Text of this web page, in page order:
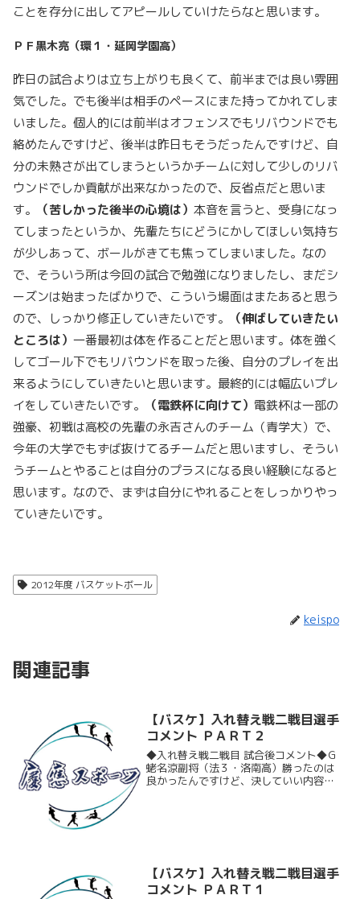
ことを存分に出してアピールしていけたらなと思います。
ＰＦ黒木亮（環１・延岡学園高）
昨日の試合よりは立ち上がりも良くて、前半までは良い雰囲
気でした。でも後半は相手のペースにまた持ってかれてしま
いました。個人的には前半はオフェンスでもリバウンドでも
絡めたんですけど、後半は昨日もそうだったんですけど、自
分の未熟さが出てしまうというかチームに対して少しのリバ
ウンドでしか貢献が出来なかったので、反省点だと思いま
す。
（苦しかった後半の心境は） 本音を言うと、受身になっ
てしまったというか、先輩たちにどうにかしてほしい気持ち
が少しあって、ボールがきても焦ってしまいました。なの
で、そういう所は今回の試合で勉強になりましたし、まだシ
ーズンは始まったばかりで、こういう場面はまたあると思う
ので、しっかり修正していきたいです。
（伸ばしていきたい
ところは） 一番最初は体を作ることだと思います。体を強く
してゴール下でもリバウンドを取った後、自分のプレイを出
来るようにしていきたいと思います。最終的には幅広いプレ
イをしていきたいです。
（電鉄杯に向けて） 電鉄杯は一部の
強豪、初戦は高校の先輩の永吉さんのチーム（青学大）で、
今年の大学でもずば抜けてるチームだと思いますし、そうい
うチームとやることは自分のプラスになる良い経験になると
思います。なので、まずは自分にやれることをしっかりやっ
ていきたいです。
2012年度 バスケットボール
keispo
関連記事
【バスケ】入れ替え戦二戦目選手
コメント ＰＡＲＴ２
◆入れ替え戦二戦目 試合後コメント◆Ｇ
蛯名涼副将（法３・洛南高）勝ったのは
良かったんですけど、決していい内容で
【バスケ】入れ替え戦二戦目選手
コメント ＰＡＲＴ１